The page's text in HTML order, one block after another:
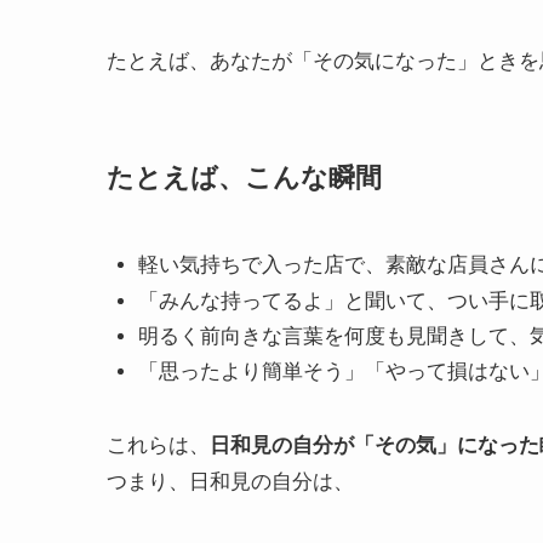
たとえば、あなたが「その気になった」とき
たとえば、こんな瞬間
軽い気持ちで入った店で、素敵な店員さん
「みんな持ってるよ」と聞いて、つい手に
明るく前向きな言葉を何度も見聞きして、
「思ったより簡単そう」「やって損はな
これらは、
日和見の自分が「その気」になっ
つまり、日和見の自分は、